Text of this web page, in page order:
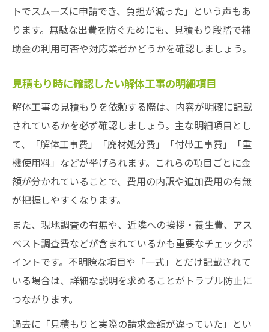
トでスムーズに申請でき、負担が減った」という声もあ
ります。無駄な出費を防ぐためにも、見積もり段階で補
助金の利用可否や対応業者かどうかを確認しましょう。
見積もり時に確認したい解体工事の明細項目
解体工事の見積もりを依頼する際は、内容が明確に記載
されているかを必ず確認しましょう。主な明細項目とし
て、「解体工事費」「廃材処分費」「付帯工事費」「重
機使用料」などが挙げられます。これらの項目ごとに金
額が分かれていることで、費用の内訳や追加費用の有無
が把握しやすくなります。
また、現地調査の有無や、近隣への挨拶・養生費、アス
ベスト調査費などが含まれているかも重要なチェックポ
イントです。不明瞭な項目や「一式」とだけ記載されて
いる場合は、詳細な説明を求めることがトラブル防止に
つながります。
過去に「見積もりと実際の請求金額が違っていた」とい